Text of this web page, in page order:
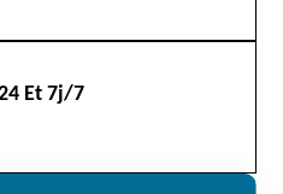
Et 7j/7